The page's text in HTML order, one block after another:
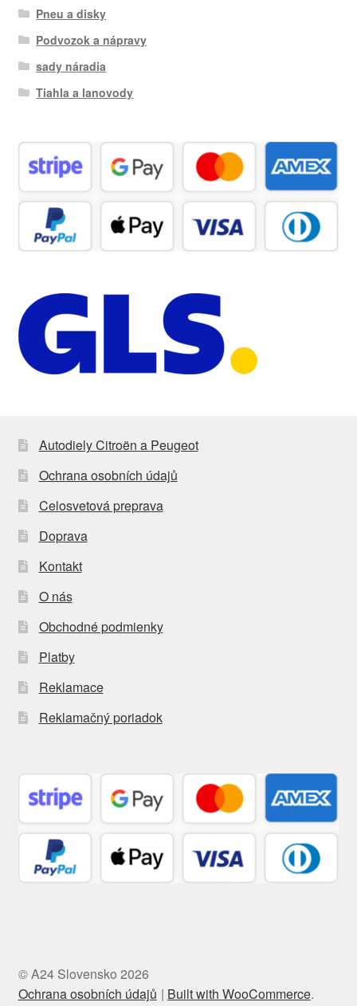
Pneu a disky
Podvozok a nápravy
sady náradia
Tiahla a lanovody
Autodiely Citroën a Peugeot
Ochrana osobních údajů
Celosvetová preprava
Doprava
Kontakt
O nás
Obchodné podmienky
Platby
Reklamace
Reklamačný poriadok
© A24 Slovensko 2026
Ochrana osobních údajů
Built with WooCommerce.